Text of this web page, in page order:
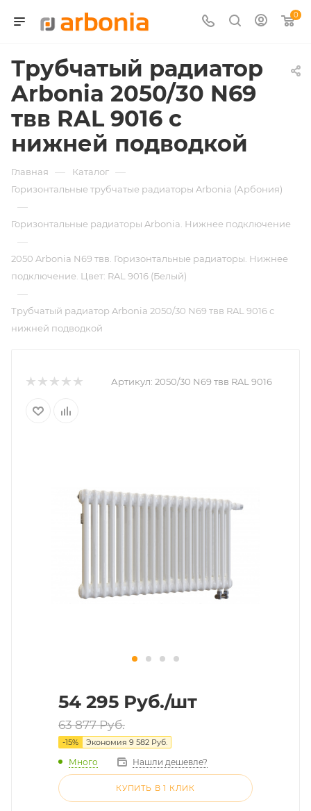
0
Трубчатый радиатор
Arbonia 2050/30 N69
твв RAL 9016 с
нижней подводкой
Главная — Каталог —
Горизонтальные трубчатые радиаторы Arbonia (Арбония)
—
Горизонтальные радиаторы Arbonia. Нижнее подключение
—
2050 Arbonia N69 твв. Горизонтальные радиаторы. Нижнее
подключение. Цвет: RAL 9016 (Белый)
—
Трубчатый радиатор Arbonia 2050/30 N69 твв RAL 9016 с
нижней подводкой
Артикул: 2050/30 N69 твв RAL 9016
54 295 Руб./шт
63 877Руб.
-15% Экономия 9 582 Руб.
Много Нашли дешевле?
КУПИТЬ В 1 КЛИК